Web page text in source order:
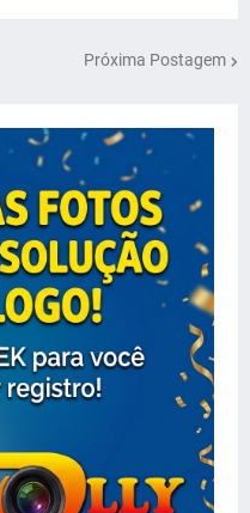
Próxima Postagem